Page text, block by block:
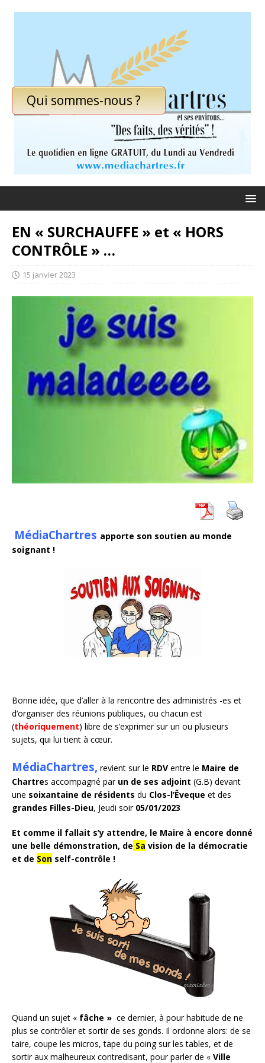
Qui sommes-nous ?
EN « SURCHAUFFE » et « HORS
CONTRÔLE » …
15 janvier 2023
MédiaChartres apporte son soutien au monde
soignant !
Bonne idée, que d’aller à la rencontre des administrés -es et
d’organiser des réunions publiques, ou chacun est
(théoriquement) libre de s’exprimer sur un ou plusieurs
sujets, qui lui tient à cœur.
MédiaChartres, revient sur le RDV entre le Maire de
Chartres accompagné par un de ses adjoint (G.B) devant
une soixantaine de résidents du Clos-l’Êveque et des
grandes Filles-Dieu, Jeudi soir05/01/2023
Et comme il fallait s’y attendre, le Maire à encore donné
une belle démonstration, de Sa vision de la démocratie
et de Son self-contrôle !
Quand un sujet « fâche » ce dernier, à pour habitude de ne
plus se contrôler et sortir de ses gonds. Il ordonne alors: de se
taire, coupe les micros, tape du poing sur les tables, et de
sortir aux malheureux contredisant, pour parler de « Ville